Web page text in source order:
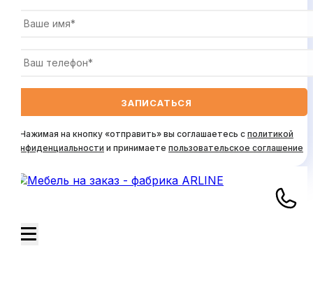
Нажимая на кнопку «отправить» вы соглашаетесь с политикой
конфиденциальности и принимаете пользовательское соглашение